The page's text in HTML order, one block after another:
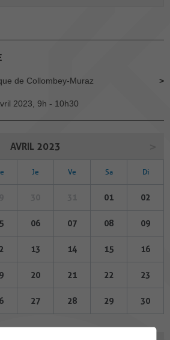
de Collombey-Muraz
2023, 9h - 10h30
AVRIL 2023
Je Ve Sa Di
01 02
06 07 08 09
13 14 15 16
20 21 22 23
27 28 29 30